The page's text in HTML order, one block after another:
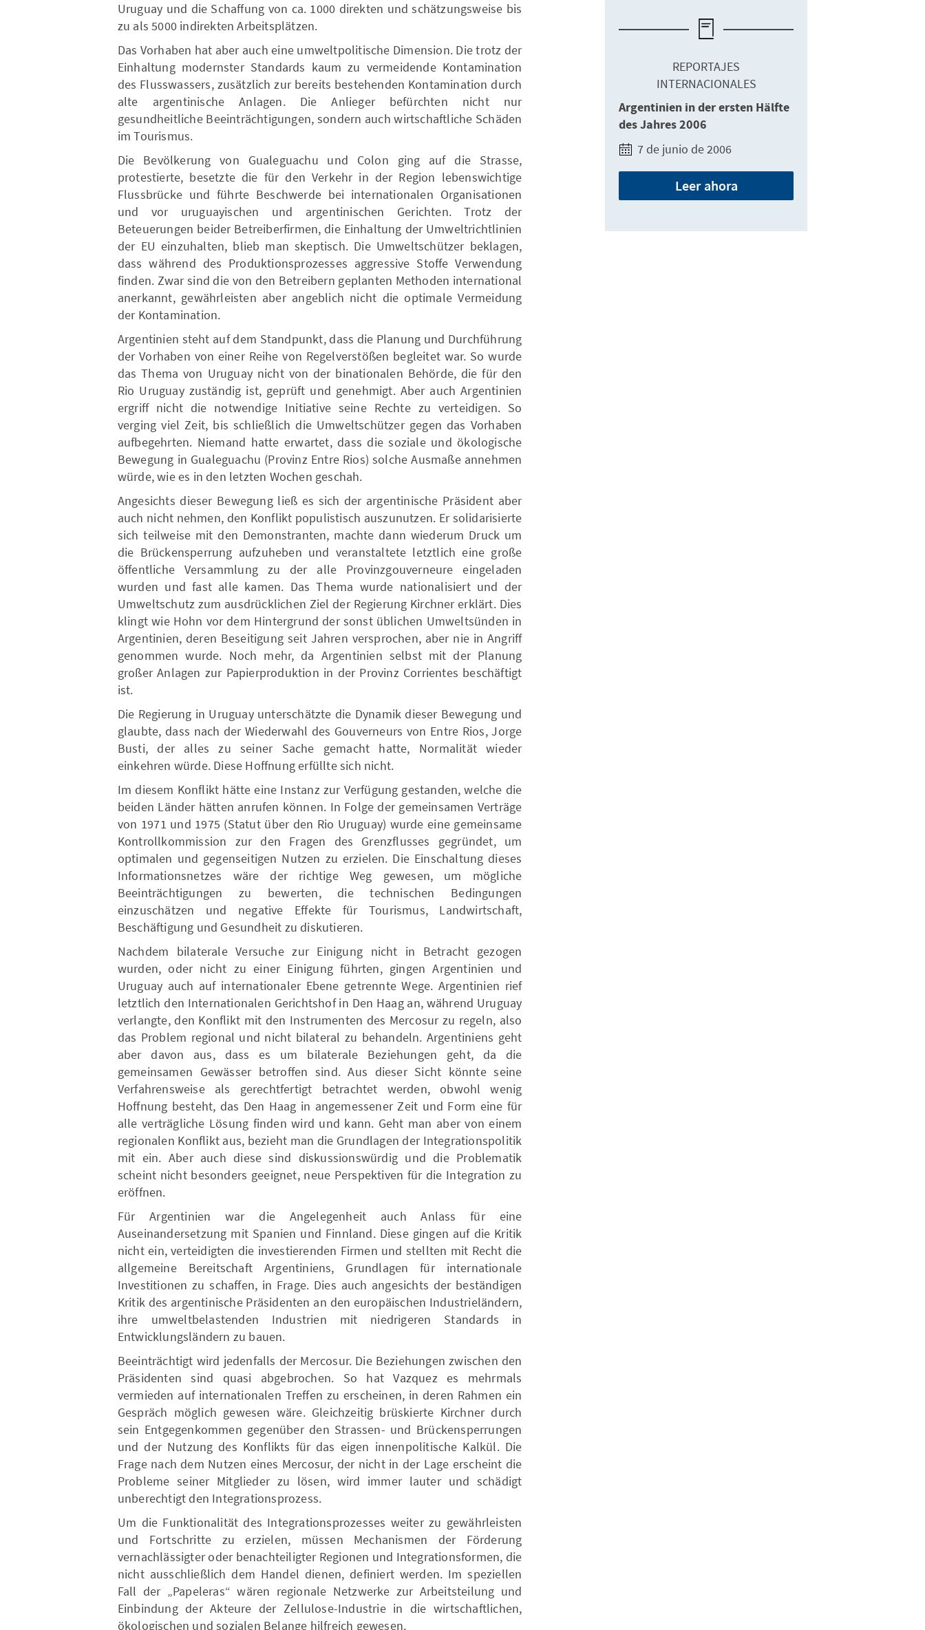
Uruguay und die Schaffung von ca. 1000 direkten und schätzungsweise bis
zu als 5000 indirekten Arbeitsplätzen.
Das Vorhaben hat aber auch eine umweltpolitische Dimension. Die trotz der
Einhaltung modernster Standards kaum zu vermeidende Kontamination
des Flusswassers, zusätzlich zur bereits bestehenden Kontamination durch
alte argentinische Anlagen. Die Anlieger befürchten nicht nur
gesundheitliche Beeinträchtigungen, sondern auch wirtschaftliche Schäden
im Tourismus.
Die Bevölkerung von Gualeguachu und Colon ging auf die Strasse,
protestierte, besetzte die für den Verkehr in der Region lebenswichtige
Flussbrücke und führte Beschwerde bei internationalen Organisationen
und vor uruguayischen und argentinischen Gerichten. Trotz der
Beteuerungen beider Betreiberfirmen, die Einhaltung der Umweltrichtlinien
der EU einzuhalten, blieb man skeptisch. Die Umweltschützer beklagen,
dass während des Produktionsprozesses aggressive Stoffe Verwendung
finden. Zwar sind die von den Betreibern geplanten Methoden international
anerkannt, gewährleisten aber angeblich nicht die optimale Vermeidung
der Kontamination.
Argentinien steht auf dem Standpunkt, dass die Planung und Durchführung
der Vorhaben von einer Reihe von Regelverstößen begleitet war. So wurde
das Thema von Uruguay nicht von der binationalen Behörde, die für den
Rio Uruguay zuständig ist, geprüft und genehmigt. Aber auch Argentinien
ergriff nicht die notwendige Initiative seine Rechte zu verteidigen. So
verging viel Zeit, bis schließlich die Umweltschützer gegen das Vorhaben
aufbegehrten. Niemand hatte erwartet, dass die soziale und ökologische
Bewegung in Gualeguachu (Provinz Entre Rios) solche Ausmaße annehmen
würde, wie es in den letzten Wochen geschah.
Angesichts dieser Bewegung ließ es sich der argentinische Präsident aber
auch nicht nehmen, den Konflikt populistisch auszunutzen. Er solidarisierte
sich teilweise mit den Demonstranten, machte dann wiederum Druck um
die Brückensperrung aufzuheben und veranstaltete letztlich eine große
öffentliche Versammlung zu der alle Provinzgouverneure eingeladen
wurden und fast alle kamen. Das Thema wurde nationalisiert und der
Umweltschutz zum ausdrücklichen Ziel der Regierung Kirchner erklärt. Dies
klingt wie Hohn vor dem Hintergrund der sonst üblichen Umweltsünden in
Argentinien, deren Beseitigung seit Jahren versprochen, aber nie in Angriff
genommen wurde. Noch mehr, da Argentinien selbst mit der Planung
großer Anlagen zur Papierproduktion in der Provinz Corrientes beschäftigt
ist.
Die Regierung in Uruguay unterschätzte die Dynamik dieser Bewegung und
glaubte, dass nach der Wiederwahl des Gouverneurs von Entre Rios, Jorge
Busti, der alles zu seiner Sache gemacht hatte, Normalität wieder
einkehren würde. Diese Hoffnung erfüllte sich nicht.
Im diesem Konflikt hätte eine Instanz zur Verfügung gestanden, welche die
beiden Länder hätten anrufen können. In Folge der gemeinsamen Verträge
von 1971 und 1975 (Statut über den Rio Uruguay) wurde eine gemeinsame
Kontrollkommission zur den Fragen des Grenzflusses gegründet, um
optimalen und gegenseitigen Nutzen zu erzielen. Die Einschaltung dieses
Informationsnetzes wäre der richtige Weg gewesen, um mögliche
Beeinträchtigungen zu bewerten, die technischen Bedingungen
einzuschätzen und negative Effekte für Tourismus, Landwirtschaft,
Beschäftigung und Gesundheit zu diskutieren.
Nachdem bilaterale Versuche zur Einigung nicht in Betracht gezogen
wurden, oder nicht zu einer Einigung führten, gingen Argentinien und
Uruguay auch auf internationaler Ebene getrennte Wege. Argentinien rief
letztlich den Internationalen Gerichtshof in Den Haag an, während Uruguay
verlangte, den Konflikt mit den Instrumenten des Mercosur zu regeln, also
das Problem regional und nicht bilateral zu behandeln. Argentiniens geht
aber davon aus, dass es um bilaterale Beziehungen geht, da die
gemeinsamen Gewässer betroffen sind. Aus dieser Sicht könnte seine
Verfahrensweise als gerechtfertigt betrachtet werden, obwohl wenig
Hoffnung besteht, das Den Haag in angemessener Zeit und Form eine für
alle verträgliche Lösung finden wird und kann. Geht man aber von einem
regionalen Konflikt aus, bezieht man die Grundlagen der Integrationspolitik
mit ein. Aber auch diese sind diskussionswürdig und die Problematik
scheint nicht besonders geeignet, neue Perspektiven für die Integration zu
eröffnen.
Für Argentinien war die Angelegenheit auch Anlass für eine
Auseinandersetzung mit Spanien und Finnland. Diese gingen auf die Kritik
nicht ein, verteidigten die investierenden Firmen und stellten mit Recht die
allgemeine Bereitschaft Argentiniens, Grundlagen für internationale
Investitionen zu schaffen, in Frage. Dies auch angesichts der beständigen
Kritik des argentinische Präsidenten an den europäischen Industrieländern,
ihre umweltbelastenden Industrien mit niedrigeren Standards in
Entwicklungsländern zu bauen.
Beeinträchtigt wird jedenfalls der Mercosur. Die Beziehungen zwischen den
Präsidenten sind quasi abgebrochen. So hat Vazquez es mehrmals
vermieden auf internationalen Treffen zu erscheinen, in deren Rahmen ein
Gespräch möglich gewesen wäre. Gleichzeitig brüskierte Kirchner durch
sein Entgegenkommen gegenüber den Strassen- und Brückensperrungen
und der Nutzung des Konflikts für das eigen innenpolitische Kalkül. Die
Frage nach dem Nutzen eines Mercosur, der nicht in der Lage erscheint die
Probleme seiner Mitglieder zu lösen, wird immer lauter und schädigt
unberechtigt den Integrationsprozess.
Um die Funktionalität des Integrationsprozesses weiter zu gewährleisten
und Fortschritte zu erzielen, müssen Mechanismen der Förderung
vernachlässigter oder benachteiligter Regionen und Integrationsformen, die
nicht ausschließlich dem Handel dienen, definiert werden. Im speziellen
Fall der „Papeleras“ wären regionale Netzwerke zur Arbeitsteilung und
Einbindung der Akteure der Zellulose-Industrie in die wirtschaftlichen,
ökologischen und sozialen Belange hilfreich gewesen.
REPORTAJES
INTERNACIONALES
Argentinien in der ersten Hälfte
des Jahres 2006
7 de junio de 2006
Leer ahora